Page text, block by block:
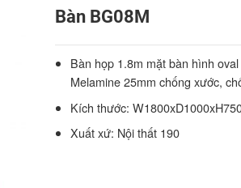
Bàn BG08M
Bàn họp 1.8m mặt bàn hình
Melamine 25mm chống xước,
Kích thước:
Xuất xứ: Nội thất 190